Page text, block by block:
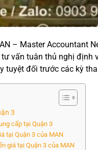
– Master Accountant
vấn tuân thủ nghị
tuyệt đối trước các kỳ
3
cấp tại Quận 3
tại Quận 3 của MAN
giá tại Quận 3 của MAN